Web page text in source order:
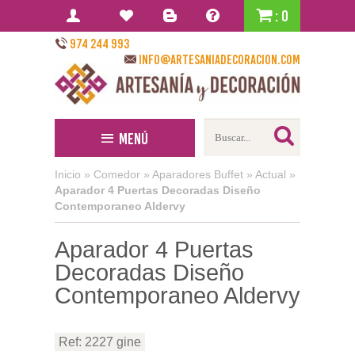
: 0
974 244 993
info@artesaniadecoracion.com
Menú
Inicio » Comedor » Aparadores Buffet » Actual »
Aparador 4 Puertas Decoradas Diseño
Contemporaneo Aldervy
Aparador 4 Puertas
Decoradas Diseño
Contemporaneo Aldervy
Ref: 2227 gine